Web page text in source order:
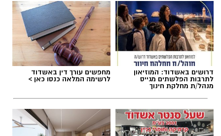
דרושים באשדוד: המוזיאון
לתרבות הפלשתים מגייס
מנהל/ת מחלקת חינוך
מחפשים עורך דין באשדוד
לרשימה המלאה כנסו כאן >